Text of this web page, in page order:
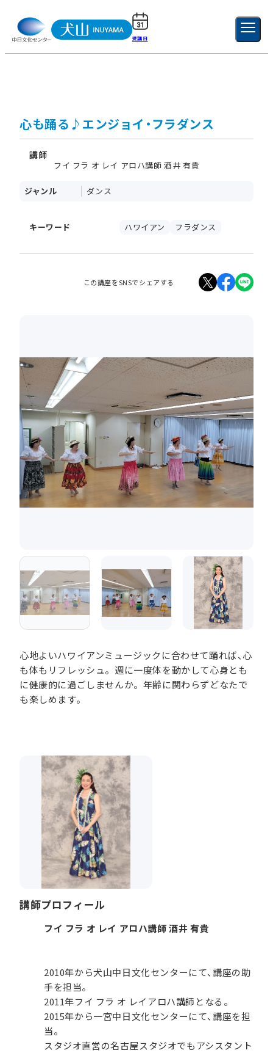
受講日 新規登録
心も踊る♪エンジョイ・フラダンス
講師
フイ フラ オ レイ アロハ講師 酒井 有貴
ジャンル ダンス
キーワード ハワイアン フラダンス
この講座をSNSでシェアする
心地よいハワイアンミュージックに合わせて踊れば、心
も体もリフレッシュ。週に一度体を動かして心身とも
に健康的に過ごしませんか。年齢に関わらずどなたで
も楽しめます。
講師プロフィール
フイ フラ オ レイ アロハ講師 酒井 有貴
2010年から犬山中日文化センターにて、講座の助
手を担当。
2011年フイ フラ オ レイアロハ講師となる。
2015年から一宮中日文化センターにて、講座を担
当。
スタジオ直営の名古屋スタジオでもアシスタント